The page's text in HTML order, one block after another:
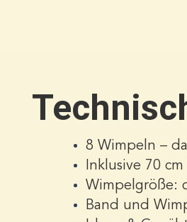
8 Wimpeln –
Inklusive 70
Wimpelgröße:
Band und